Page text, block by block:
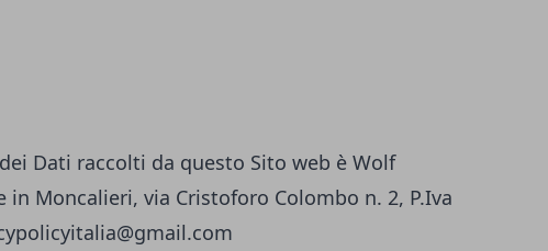
Dati raccolti da questo Sito web è Wolf
in Moncalieri, via Cristoforo Colombo n. 2, P.Iva